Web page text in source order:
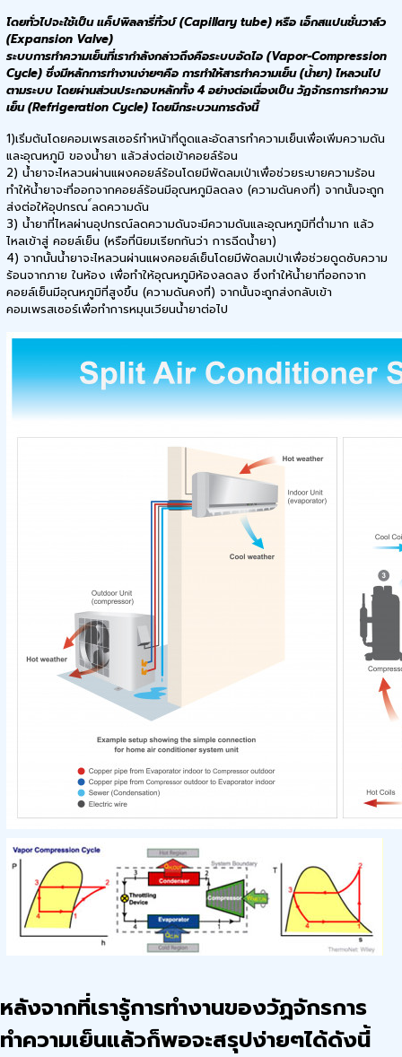
โดยทั่วไปจะใช้เป็น แค็ปพิลลารี่ทิ้วบ์ (Capillary tube) หรือ เอ็กสแปนชั่นวาล์ว
(Expansion Valve)
ระบบการทำความเย็นที่เรากำลังกล่าวถึงคือระบบอัดไอ (Vapor-Compression
Cycle) ซึ่งมีหลักการทำงานง่ายๆคือ การทำให้สารทำความเย็น (น้ำยา) ไหลวนไป
ตามระบบ โดยผ่านส่วนประกอบหลักทั้ง 4 อย่างต่อเนื่องเป็น วัฏจักรการทำความ
เย็น (Refrigeration Cycle) โดยมีกระบวนการดังนี้
1)เริ่มต้นโดยคอมเพรสเซอร์ทำหน้าที่ดูดและอัดสารทำความเย็นเพื่อเพิ่มความดัน
และอุณหภูมิ ของน้ำยา แล้วส่งต่อเข้าคอยล์ร้อน
2) น้ำยาจะไหลวนผ่านแผงคอยล์ร้อนโดยมีพัดลมเป่าเพื่อช่วยระบายความร้อน
ทำให้น้ำยาจะที่ออกจากคอยล์ร้อนมีอุณหภูมิลดลง (ความดันคงที่) จากนั้นจะถูก
ส่งต่อให้อุปกรณ ์ลดความดัน
3) น้ำยาที่ไหลผ่านอุปกรณ์ลดความดันจะมีความดันและอุณหภูมิที่ต่ำมาก แล้ว
ไหลเข้าสู่ คอยล์เย็น (หรือที่นิยมเรียกกันว่า การฉีดน้ำยา)
4) จากนั้นน้ำยาจะไหลวนผ่านแผงคอยล์เย็นโดยมีพัดลมเป่าเพื่อช่วยดูดซับความ
ร้อนจากภาย ในห้อง เพื่อทำให้อุณหภูมิห้องลดลง ซึ่งทำให้น้ำยาที่ออกจาก
คอยล์เย็นมีอุณหภูมิที่สูงขึ้น (ความดันคงที่) จากนั้นจะถูกส่งกลับเข้า
คอมเพรสเซอร์เพื่อทำการหมุนเวียนน้ำยาต่อไป
หลังจากที่เรารู้การทำงานของวัฏจักรการ
ทำความเย็นแล้วก็พอจะสรุปง่ายๆได้ดังนี้